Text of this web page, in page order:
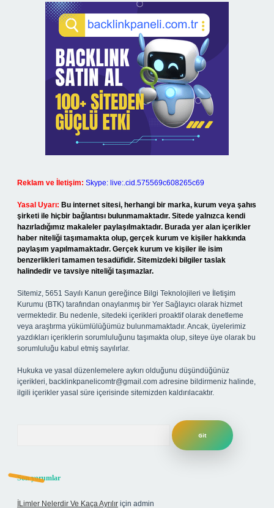
Reklam ve İletişim: Skype: live:.cid.575569c608265c69
Yasal Uyarı: Bu internet sitesi, herhangi bir marka, kurum veya şahıs
şirketi ile hiçbir bağlantısı bulunmamaktadır. Sitede yalnızca kendi
hazırladığımız makaleler paylaşılmaktadır. Burada yer alan içerikler
haber niteliği taşımamakta olup, gerçek kurum ve kişiler hakkında
paylaşım yapılmamaktadır. Gerçek kurum ve kişiler ile isim
benzerlikleri tamamen tesadüfidir. Sitemizdeki bilgiler taslak
halindedir ve tavsiye niteliği taşımazlar.
Sitemiz, 5651 Sayılı Kanun gereğince Bilgi Teknolojileri ve İletişim
Kurumu (BTK) tarafından onaylanmış bir Yer Sağlayıcı olarak hizmet
vermektedir. Bu nedenle, sitedeki içerikleri proaktif olarak denetleme
veya araştırma yükümlülüğümüz bulunmamaktadır. Ancak, üyelerimiz
yazdıkları içeriklerin sorumluluğunu taşımakta olup, siteye üye olarak bu
sorumluluğu kabul etmiş sayılırlar.
Hukuka ve yasal düzenlemelere aykırı olduğunu düşündüğünüz
içerikleri, backlinkpanelicomtr@gmail.com adresine bildirmeniz halinde,
ilgili içerikler yasal süre içerisinde sitemizden kaldırılacaktır.
Son yorumlar
İLimler Nelerdir Ve Kaça Ayrılır için admin